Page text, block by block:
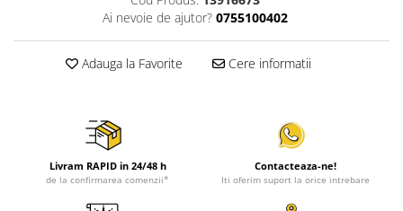
Ai nevoie de ajutor? 0755100402
Adauga la Favorite Cere informatii
Livram RAPID in 24/48 h
de la confirmarea comenzii*
Contacteaza-ne!
Iti oferim suport la orice intrebare